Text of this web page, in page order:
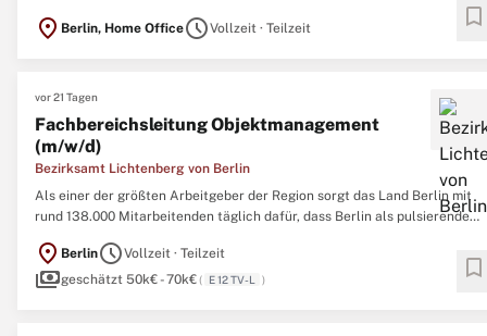
2026, befristet auf 3 Jahre. Die Stelle ist an unserem Centre for Digital
Governance angesiedelt und Teil der vom Bundesministerium für
location_on Berlin, Home OfficescheduleVollzeit · Teilzeit bookmark
vor 21 Tagen
Fachbereichsleitung Objektmanagement
(m/w/d)
Bezirksamt Lichtenberg von Berlin
Als einer der größten Arbeitgeber der Region sorgt das Land Berlin mit
rund 138.000 Mitarbeitenden täglich dafür, dass Berlin als pulsierende
Und im Bezirksamt Lichtenberg sorgen wir mit über 2.300 Kolleg:innen
dafür, dass unser Bezirk ...
location_on BerlinscheduleVollzeit · Teilzeit
paymentsgeschätzt 50k€ - 70k€( E 12 TV-L ) bookmark